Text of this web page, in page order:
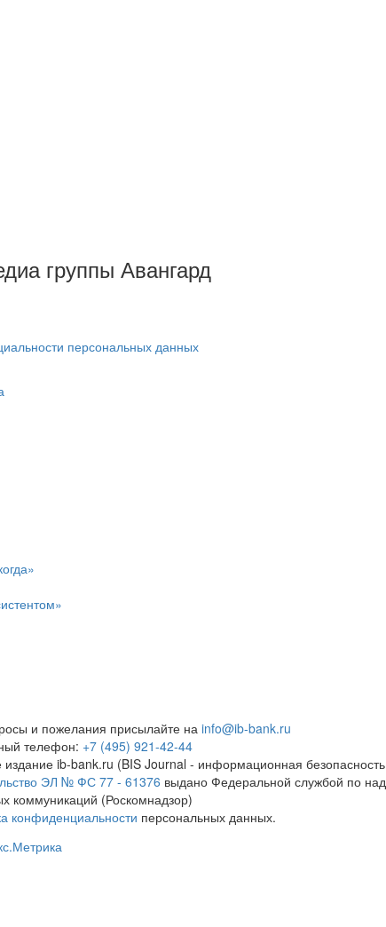
группы Авангард
персональных данных
и пожелания присылайте на info@ib-bank.ru
телефон: +7 (495) 921-42-44
издание ib-bank.ru (BIS Journal - информационная
ЭЛ № ФС 77 - 61376 выдано Федеральной службой по
коммуникаций (Роскомнадзор)
конфиденциальности персональных данных.